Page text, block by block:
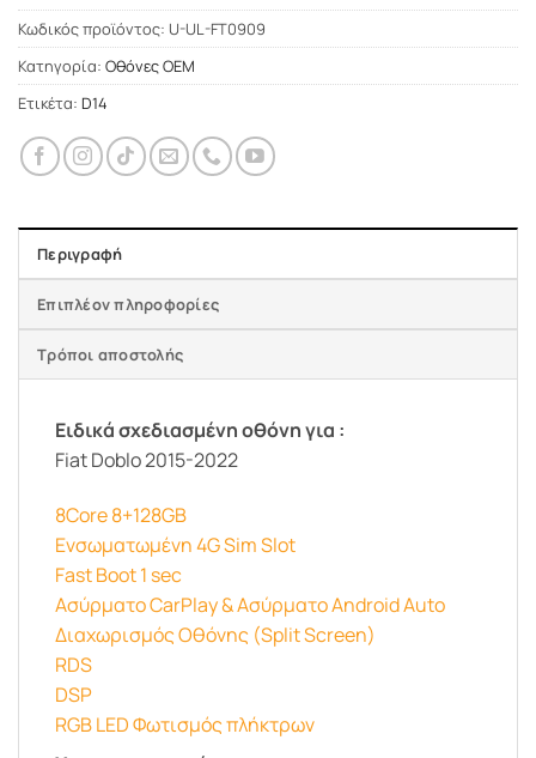
Κωδικός προϊόντος: U-UL-FT0909
Κατηγορία: Οθόνες OEM
Ετικέτα: D14
Περιγραφή
Επιπλέον πληροφορίες
Τρόποι αποστολής
Ειδικά σχεδιασμένη οθόνη για :
Fiat Doblo 2015-2022
8Core 8+128GB
Ενσωματωμένη 4G Sim Slot
Fast Boot 1 sec
Ασύρματο CarPlay & Ασύρματο Android Auto
Διαχωρισμός Οθόνης (Split Screen)
RDS
DSP
RGB LED Φωτισμός πλήκτρων